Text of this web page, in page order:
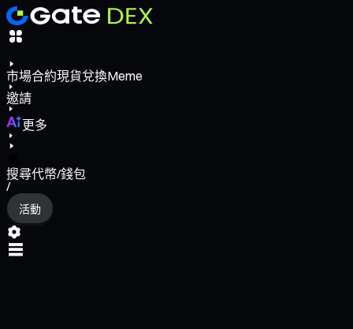
市場合約現貨兌換Meme
邀請
更多
搜尋代幣/錢包
/
活動